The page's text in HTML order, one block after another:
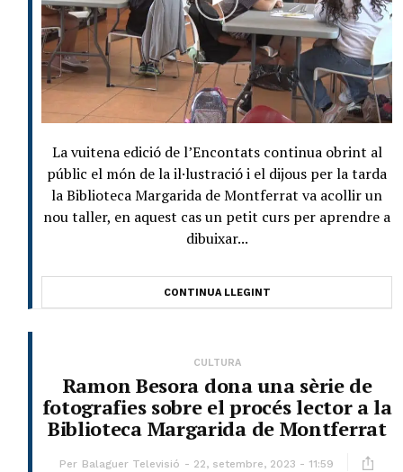
La vuitena edició de l’Encontats continua obrint al
públic el món de la il·lustració i el dijous per la tarda
la Biblioteca Margarida de Montferrat va acollir un
nou taller, en aquest cas un petit curs per aprendre a
dibuixar...
CONTINUA LLEGINT
CULTURA
Ramon Besora dona una sèrie de
fotografies sobre el procés lector a la
Biblioteca Margarida de Montferrat
Per Balaguer Televisió 22, setembre, 2023 - 11:59